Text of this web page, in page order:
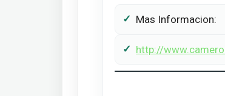
Mas Informacion:
http://